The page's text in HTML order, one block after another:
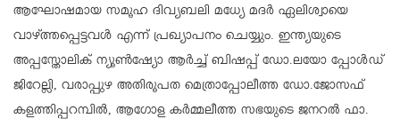
ആഘോഷമായ സമൂഹ ദിവ്യബലി മധ്യേ മദർ ഏലിശ്വായെ
വാഴ്ത്തപ്പെട്ടവൾ എന്ന് പ്രഖ്യാപനം ചെയ്യും. ഇന്ത്യയുടെ
അപ്പസ്തോലിക് ന്യൂൺഷ്യോ ആർച്ച് ബിഷപ്പ് ഡോ.ലയോ പ്പോൾഡ്
ജിറേല്ലി, വരാപ്പുഴ അതിരൂപത മെത്രാപ്പോലീത്ത ഡോ.ജോസഫ്
കളത്തിപ്പറമ്പിൽ, ആഗോള കർമ്മലീത്ത സഭയുടെ ജനറൽ ഫാ.